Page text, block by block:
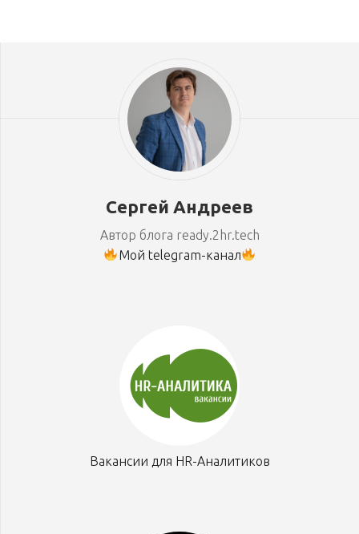
Сергей Андреев
Автор блога ready.2hr.tech
Мой telegram-канал
Вакансии для HR-Аналитиков